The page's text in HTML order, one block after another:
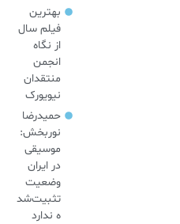
بهترین
فیلم سال
از نگاه
انجمن
منتقدان
نیویورک
حمیدرضا
نوربخش:
موسیقی
در ایران
وضعیت
تثبیت‌شد
ه ندارد